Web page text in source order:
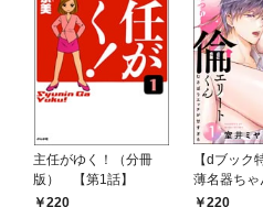
主任がゆく！（分冊
版） 【第1話】
220
【dブック
薄名器ちゃ
リートくん
220